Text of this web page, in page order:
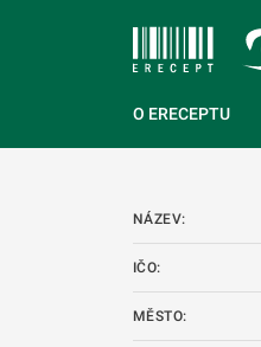
O ERECEPTU
NÁZEV:
IČO:
MĚSTO: